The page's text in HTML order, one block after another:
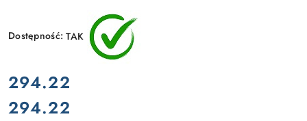
Dostępność:TAK
cena:
294.22
Cena:
294.22